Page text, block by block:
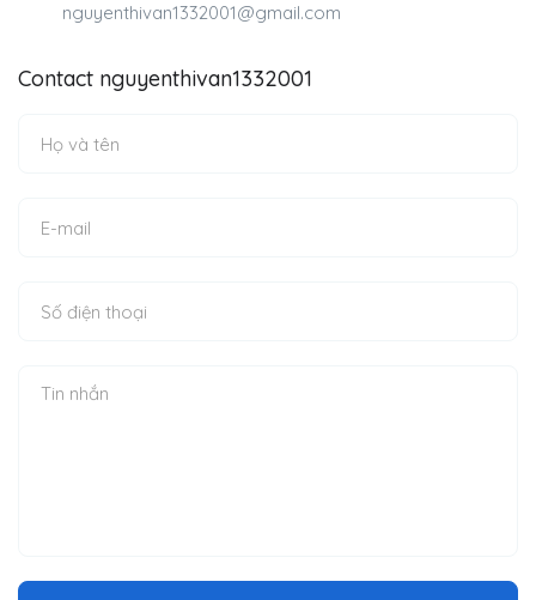
nguyenthivan1332001@gmail.com
Contact nguyenthivan1332001